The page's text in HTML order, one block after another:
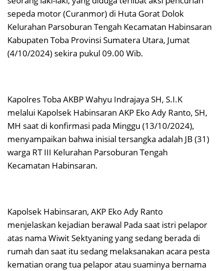
sepeda motor (Curanmor) di Huta Gorat Dolok
Kelurahan Parsoburan Tengah Kecamatan Habinsaran
Kabupaten Toba Provinsi Sumatera Utara, Jumat
(4/10/2024) sekira pukul 09.00 Wib.
Kapolres Toba AKBP Wahyu Indrajaya SH, S.I.K
melalui Kapolsek Habinsaran AKP Eko Ady Ranto, SH,
MH saat di konfirmasi pada Minggu (13/10/2024),
menyampaikan bahwa inisial tersangka adalah JB (31)
warga RT III Kelurahan Parsoburan Tengah
Kecamatan Habinsaran.
Kapolsek Habinsaran, AKP Eko Ady Ranto
menjelaskan kejadian berawal Pada saat istri pelapor
atas nama Wiwit Sektyaning yang sedang berada di
rumah dan saat itu sedang melaksanakan acara pesta
kematian orang tua pelapor atau suaminya bernama